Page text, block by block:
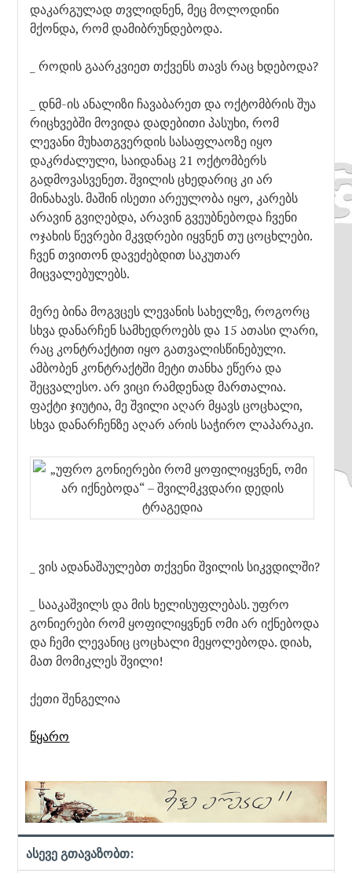
დაკარგულად თვლიდნენ, მეც მოლოდინი
მქონდა, რომ დამიბრუნდებოდა.
_ როდის გაარკვიეთ თქვენს თავს რაც ხდებოდა?
_ დნმ-ის ანალიზი ჩავაბარეთ და ოქტომბრის შუა
რიცხვებში მოვიდა დადებითი პასუხი, რომ
ლევანი მუხათგვერდის სასაფლაოზე იყო
დაკრძალული, საიდანაც 21 ოქტომბერს
გადმოვასვენეთ. შვილის ცხედარიც კი არ
მინახავს. მაშინ ისეთი არეულობა იყო, კარებს
არავინ გვიღებდა, არავინ გვეუბნებოდა ჩვენი
ოჯახის წევრები მკვდრები იყვნენ თუ ცოცხლები.
ჩვენ თვითონ დავეძებდით საკუთარ
მიცვალებულებს.
მერე ბინა მოგვცეს ლევანის სახელზე, როგორც
სხვა დანარჩენ სამხედროებს და 15 ათასი ლარი,
რაც კონტრაქტით იყო გათვალისწინებული.
ამბობენ კონტრაქტში მეტი თანხა ეწერა და
შეცვალესო. არ ვიცი რამდენად მართალია.
ფაქტი ჯიუტია, მე შვილი აღარ მყავს ცოცხალი,
სხვა დანარჩენზე აღარ არის საჭირო ლაპარაკი.
_ ვის ადანაშაულებთ თქვენი შვილის სიკვდილში?
_ სააკაშვილს და მის ხელისუფლებას. უფრო
გონიერები რომ ყოფილიყვნენ ომი არ იქნებოდა
და ჩემი ლევანიც ცოცხალი მეყოლებოდა. დიახ,
მათ მომიკლეს შვილი!
ქეთი შენგელია
წყარო
ასევე გთავაზობთ: